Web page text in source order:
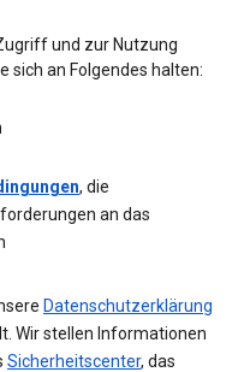
und zur Nutzung
sich an Folgendes halten:
, die
an das
Datenschutzerklärung
Wir stellen Informationen
Sicherheitscenter, das